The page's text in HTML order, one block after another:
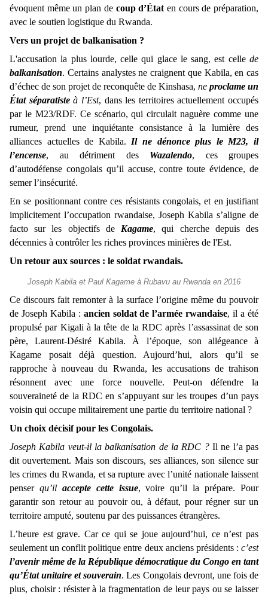
évoquent même un plan de coup d’État en cours de préparation,
avec le soutien logistique du Rwanda.
Vers un projet de balkanisation ?
L'accusation la plus lourde, celle qui glace le sang, est celle de
balkanisation. Certains analystes ne craignent que Kabila, en cas
d’échec de son projet de reconquête de Kinshasa, ne proclame un
État séparatisteà l’Est, dans les territoires actuellement occupés
par le M23/RDF. Ce scénario, qui circulait naguère comme une
rumeur, prend une inquiétante consistance à la lumière des
alliances actuelles de Kabila. Il ne dénonce plus le M23, il
l’encense, au détriment des Wazalendo, ces groupes
d’autodéfense congolais qu’il accuse, contre toute évidence, de
semer l’insécurité.
En se positionnant contre ces résistants congolais, et en justifiant
implicitement l’occupation rwandaise, Joseph Kabila s’aligne de
facto sur les objectifs de Kagame, qui cherche depuis des
décennies à contrôler les riches provinces minières de l'Est.
Un retour aux sources : le soldat rwandais.
Joseph Kabila et Paul Kagame à Rubavu au Rwanda en 2016
Ce discours fait remonter à la surface l’origine même du pouvoir
de Joseph Kabila : ancien soldat de l’armée rwandaise, il a été
propulsé par Kigali à la tête de la RDC après l’assassinat de son
père, Laurent-Désiré Kabila. À l’époque, son allégeance à
Kagame posait déjà question. Aujourd’hui, alors qu’il se
rapproche à nouveau du Rwanda, les accusations de trahison
résonnent avec une force nouvelle. Peut-on défendre la
souveraineté de la RDC en s’appuyant sur les troupes d’un pays
voisin qui occupe militairement une partie du territoire national ?
Un choix décisif pour les Congolais.
Joseph Kabila veut-il la balkanisation de la RDC ?Il ne l’a pas
dit ouvertement. Mais son discours, ses alliances, son silence sur
les crimes du Rwanda, et sa rupture avec l’unité nationale laissent
penser qu’il accepte cette issue, voire qu’il la prépare. Pour
garantir son retour au pouvoir ou, à défaut, pour régner sur un
territoire amputé, soutenu par des puissances étrangères.
L’heure est grave. Car ce qui se joue aujourd’hui, ce n’est pas
seulement un conflit politique entre deux anciens présidents : c’est
l’avenir même de la République démocratique du Congo en tant
qu’État unitaire et souverain. Les Congolais devront, une fois de
plus, choisir : résister à la fragmentation de leur pays ou se laisser